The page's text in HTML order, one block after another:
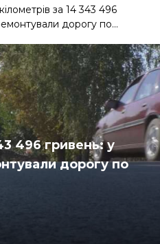
за 14 343 496
дорогу по...
496 гривень: у
дорогу по